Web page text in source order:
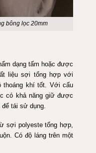
bông lọc 20mm
dạng tấm hoặc được
liệu sợi tổng hợp với
thoáng khí tốt. Với cấu
có khả năng giữ được
tái sử dụng.
sợi polyeste tổng hợp,
Có độ láng trên một